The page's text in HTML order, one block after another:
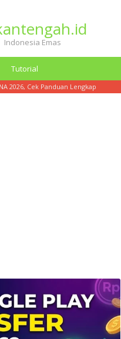
Indonesia Emas
Tutorial
2026, Cek Panduan Lengkap